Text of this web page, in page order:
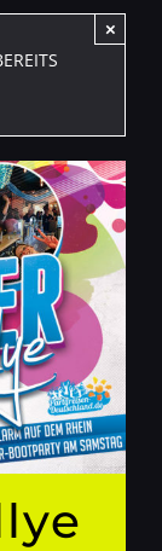
×